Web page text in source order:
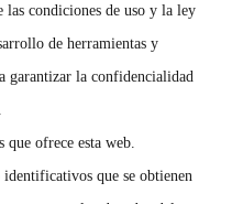
condiciones de uso y la ley
de herramientas y
garantizar la confidencialidad
ofrece esta web.
que se obtienen